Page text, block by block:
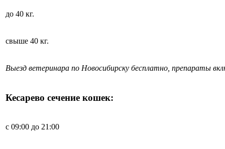
до 40 кг.
свыше 40 кг.
Выезд ветеринара по Новосибирску бесплатно, препараты
Кесарево сечение кошек:
с 09:00 до 21:00